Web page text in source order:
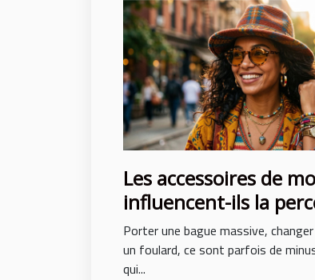
Les accessoires de
influencent-ils la
de soi ?
Porter une bague massive,
un foulard, ce sont parfois de
qui...